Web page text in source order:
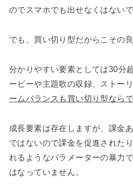
のでスマホでも出せなくはないで
でも、買い切り型だからこその
分かりやすい要素としては30分
ービーや主題歌の収録、ストー
ームバランスも買い切り型なら
成長要素は存在しますが、課金
ではないので課金を促進された
れるようなパラメーターの暴力
はなっていません。